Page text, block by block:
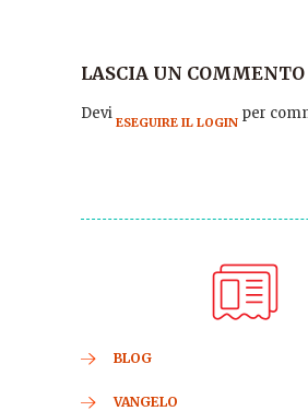
LASCIA UN COMMENTO
Devi ESEGUIRE IL LOGIN per
BLOG
VANGELO